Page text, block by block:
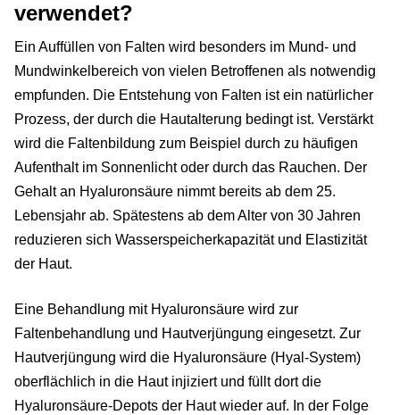
verwendet?
Ein Auffüllen von Falten wird besonders im Mund- und
Mundwinkelbereich von vielen Betroffenen als notwendig
empfunden. Die Entstehung von Falten ist ein natürlicher
Prozess, der durch die Hautalterung bedingt ist. Verstärkt
wird die Faltenbildung zum Beispiel durch zu häufigen
Aufenthalt im Sonnenlicht oder durch das Rauchen. Der
Gehalt an Hyaluronsäure nimmt bereits ab dem 25.
Lebensjahr ab. Spätestens ab dem Alter von 30 Jahren
reduzieren sich Wasserspeicherkapazität und Elastizität
der Haut.
Eine Behandlung mit Hyaluronsäure wird zur
Faltenbehandlung und Hautverjüngung eingesetzt. Zur
Hautverjüngung wird die Hyaluronsäure (Hyal-System)
oberflächlich in die Haut injiziert und füllt dort die
Hyaluronsäure-Depots der Haut wieder auf. In der Folge